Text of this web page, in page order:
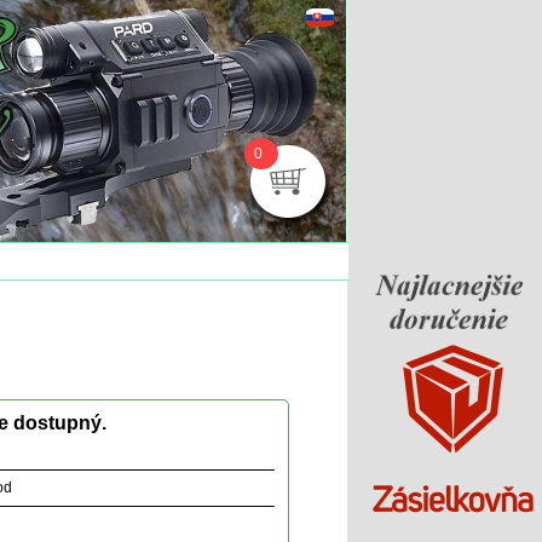
0
dostupný.